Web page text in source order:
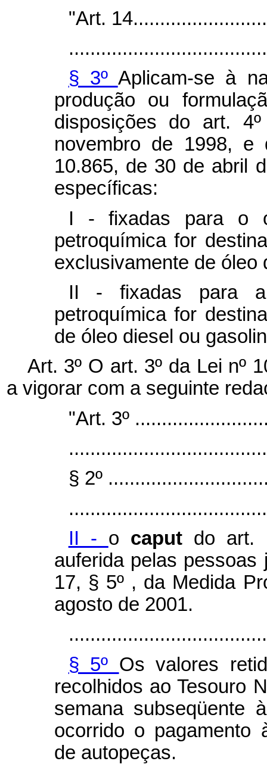
"Art.
§ 3º Aplicam-se à
produção ou
disposições do art.
novembro de 1998,
10.865, de 30 de abril
específicas:
I - fixadas para o
petroquímica for
exclusivamente de óleo
II - fixadas para a
petroquímica for
de óleo diesel ou
Art. 3º O art. 3º da Lei nº
a vigorar com a seguinte
"Art. 3º
§ 2º
II - o caput do art.
auferida pelas
17, § 5º , da Medida
agosto de 2001.
§ 5º Os valores
recolhidos ao Tesouro
semana subseqüente
ocorrido o pagamento
de autopeças.